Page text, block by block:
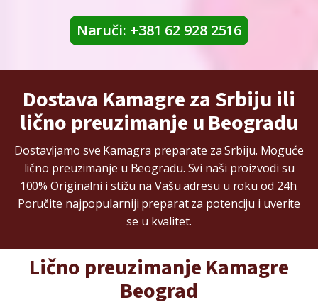
Naruči: +381 62 928 2516
Dostava Kamagre za Srbiju ili
lično preuzimanje u Beogradu
Dostavljamo sve Kamagra preparate za Srbiju. Moguće
lično preuzimanje u Beogradu. Svi naši proizvodi su
100% Originalni i stižu na Vašu adresu u roku od 24h.
Poručite najpopularniji preparat za potenciju i uverite
se u kvalitet.
Lično preuzimanje Kamagre
Beograd